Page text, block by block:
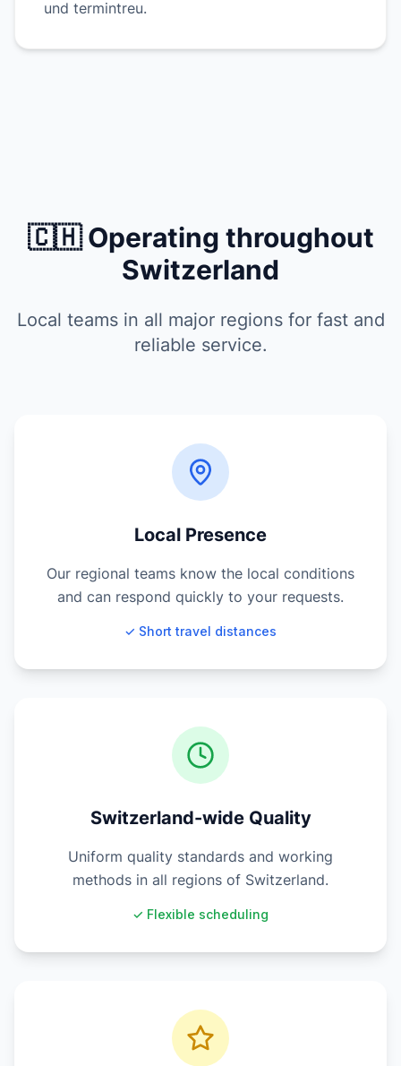
und termintreu.
🇨🇭 Operating throughout
Switzerland
Local teams in all major regions for fast and
reliable service.
Local Presence
Our regional teams know the local conditions
and can respond quickly to your requests.
✓ Short travel distances
Switzerland-wide Quality
Uniform quality standards and working
methods in all regions of Switzerland.
✓ Flexible scheduling